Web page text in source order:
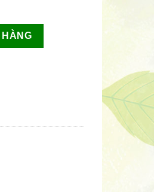
5DM3 số lượng
HÀNG